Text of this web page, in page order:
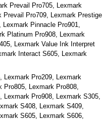
Prevail Pro705, Lexmark
Prevail Pro709, Lexmark Prestige
Lexmark Pinnacle Pro901,
Platinum Pro908, Lexmark
Lexmark Value Ink Interpret
Interact S605, Lexmark
Lexmark Pro209, Lexmark
Pro805, Lexmark Pro808,
Lexmark Pro908, Lexmark S305,
S408, Lexmark S409,
S605, Lexmark S606,